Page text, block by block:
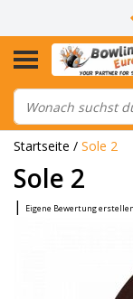
Startseite / Sole 2
Sole 2
| Eigene Bewertung erstellen